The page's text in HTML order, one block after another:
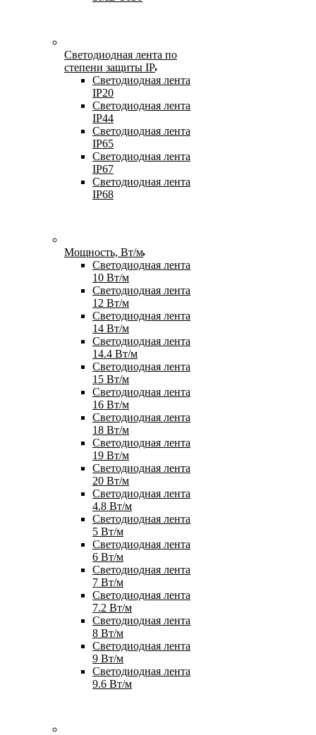
Светодиодная лента по
степени защиты IP
Светодиодная лента
IP20
Светодиодная лента
IP44
Светодиодная лента
IP65
Светодиодная лента
IP67
Светодиодная лента
IP68
Мощность, Вт/м
Светодиодная лента
10 Вт/м
Светодиодная лента
12 Вт/м
Светодиодная лента
14 Вт/м
Светодиодная лента
14.4 Вт/м
Светодиодная лента
15 Вт/м
Светодиодная лента
16 Вт/м
Светодиодная лента
18 Вт/м
Светодиодная лента
19 Вт/м
Светодиодная лента
20 Вт/м
Светодиодная лента
4.8 Вт/м
Светодиодная лента
5 Вт/м
Светодиодная лента
6 Вт/м
Светодиодная лента
7 Вт/м
Светодиодная лента
7.2 Вт/м
Светодиодная лента
8 Вт/м
Светодиодная лента
9 Вт/м
Светодиодная лента
9.6 Вт/м